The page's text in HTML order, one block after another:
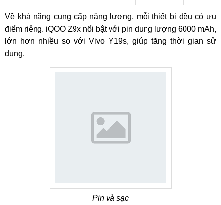
Về khả năng cung cấp năng lượng, mỗi thiết bị đều có ưu
điểm riêng. iQOO Z9x nổi bật với pin dung lượng 6000 mAh,
lớn hơn nhiều so với Vivo Y19s, giúp tăng thời gian sử
dụng.
Pin và sạc